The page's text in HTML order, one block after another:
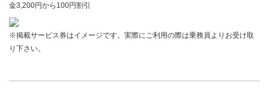
金3,200円から100円割引
※掲載サービス券はイメージです。実際にご利用の際は乗務員よりお受け取
り下さい。